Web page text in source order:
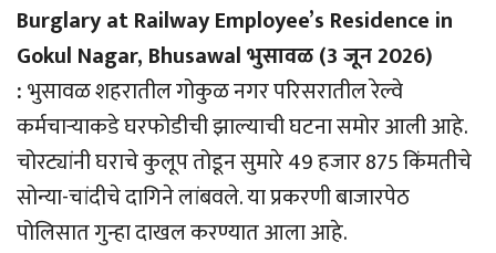
Burglary at Railway Employee’s Residence in
Gokul Nagar, Bhusawal भुसावळ (3 जून 2026)
:भुसावळ शहरातील गोकुळ नगर परिसरातील रेल्वे
कर्मचार्‍याकडे घरफोडीची झाल्याची घटना समोर आली आहे.
चोरट्यांनी घराचे कुलूप तोडून सुमारे 49 हजार 875 किंमतीचे
सोन्या-चांदीचे दागिने लांबवले. या प्रकरणी बाजारपेठ
पोलिसात गुन्हा दाखल करण्यात आला आहे.